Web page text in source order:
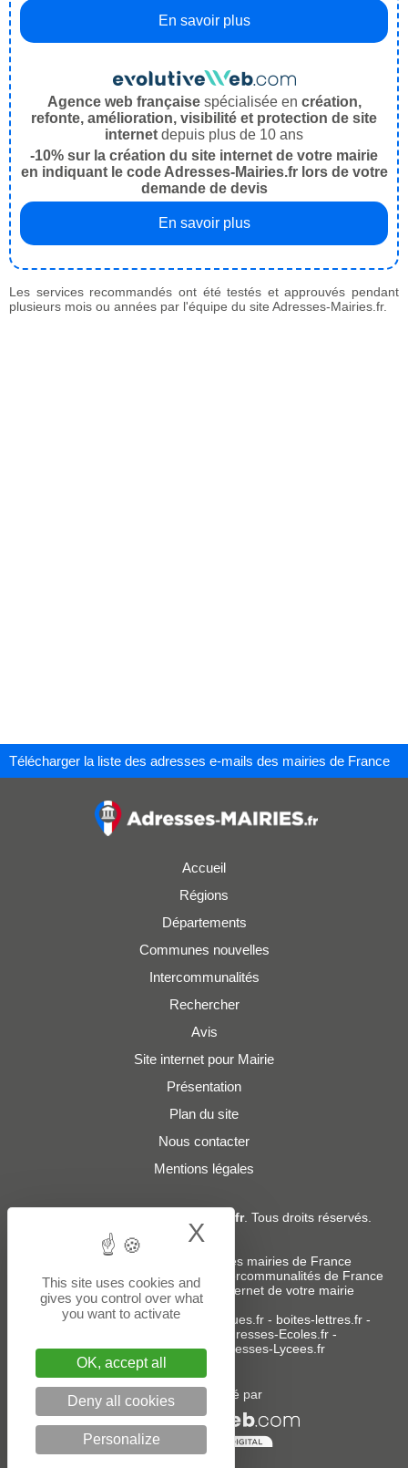
En savoir plus
Agence web françaisespécialisée en création,
refonte, amélioration, visibilité et protection de site
internet depuis plus de 10 ans
-10% sur la création du site internet de votre mairie
en indiquant le code Adresses-Mairies.fr lors de votre
demande de devis
En savoir plus
Les services recommandés ont été testés et approuvés pendant
plusieurs mois ou années par l'équipe du site Adresses-Mairies.fr.
Télécharger la liste des adresses e-mails des mairies de France
Accueil
Régions
Départements
Communes nouvelles
Intercommunalités
Rechercher
Avis
Site internet pour Mairie
Présentation
Plan du site
Nous contacter
Mentions légales
Adresses-Mairies.fr. Tous droits réservés.
Services :
Liste des adresses e-mails des mairies de France
Liste des adresses e-mails des intercommunalités de France
-Création ou refonte du site internet de votre mairie
Sites partenaires:donneespubliques.fr- boites-lettres.fr-
Adresses-Ecoles.fr -
Adresses-Colleges.fr- Adresses-Lycees.fr
Un service édité par
This site uses cookies and
gives you control over what
you want to activate
OK, accept all
Deny all cookies
Personalize
X